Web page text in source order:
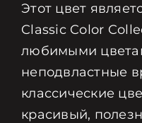
Этот цвет
Classic Color
любимыми
неподвластные
классические
красивый,